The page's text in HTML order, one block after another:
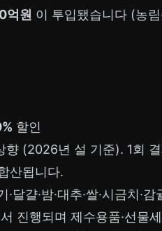
억원 이 투입됐습니다 (농
할인
향 (2026년 설 기준). 1회
산됩니다.
·달걀·밤·대추·쌀·시금치·
진행되며 제수용품·선물